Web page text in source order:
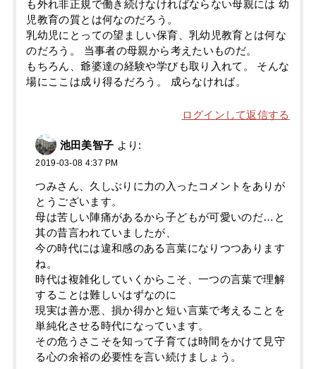
も外れ非正規で働き続けなければならない母親には 幼
児教育の質とは何なのだろう。
乳幼児にとっての望ましい保育、乳幼児教育とは何な
のだろう。 当事者の母親から考えたいものだ。
もちろん、爺婆達の経験や学びも取り入れて。 そんな
場にここは成り得るだろう。 成らなければ。
ログインして返信する
池田美智子 より:
2019-03-08 4:37 PM
つみさん、久しぶりに力の入ったコメントをありが
とうございます。
母は苦しい陣痛があるから子どもが可愛いのだ…と
其の昔言われていましたが、
今の時代には違和感のある言葉になりつつあります
ね。
時代は複雑化していくからこそ、一つの言葉で理解
することは難しいはずなのに
現実は善か悪、損か得かと短い言葉で考えることを
単純化させる時代になっています。
その危うさこそを知って子育ては時間をかけて見守
る心の余裕の必要性を言い続けましょう。